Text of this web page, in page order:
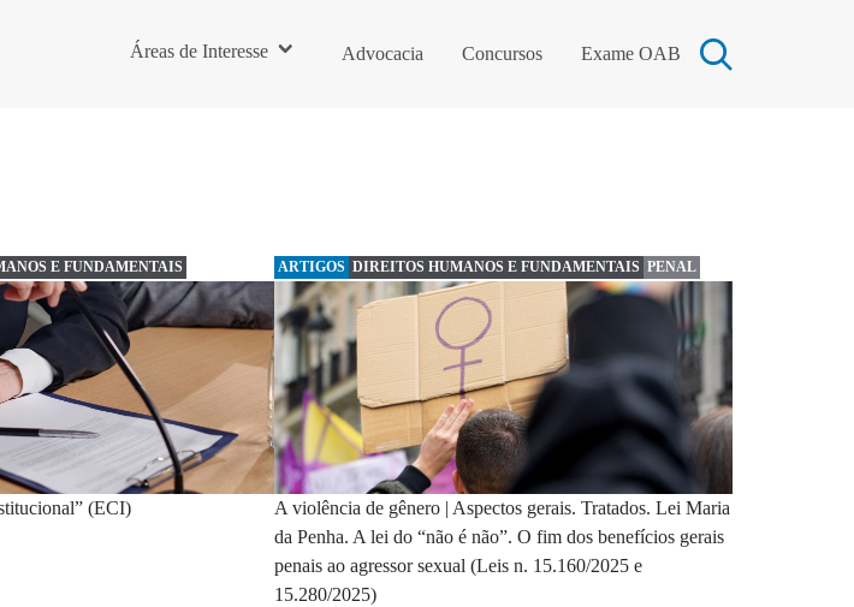
Áreas de Interesse Advocacia Concursos Exame OAB
E FUNDAMENTAIS
(ECI)
ARTIGOS DIREITOS HUMANOS E FUNDAMENTAIS PENAL
A violência de gênero | Aspectos gerais. Tratados. Lei Maria
da Penha. A lei do “não é não”. O fim dos benefícios gerais
penais ao agressor sexual (Leis n. 15.160/2025 e
15.280/2025)